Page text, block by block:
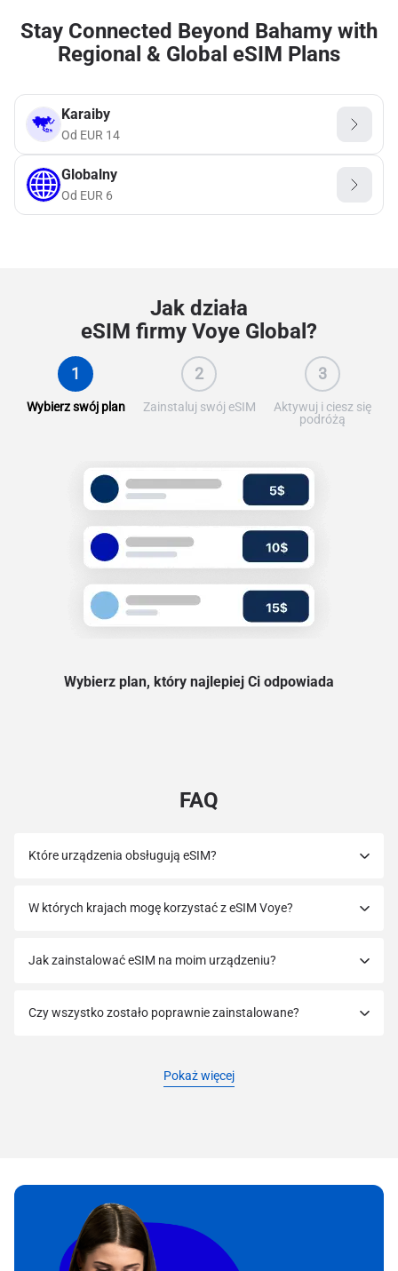
Stay Connected Beyond Bahamy with
Regional & Global eSIM Plans
Karaiby
Od EUR 14
Globalny
Od EUR 6
Jak działa
eSIM firmy Voye Global?
1
Wybierz swój plan
2
Zainstaluj swój eSIM
3
Aktywuj i ciesz się
podróżą
Wybierz plan, który najlepiej Ci odpowiada
FAQ
Które urządzenia obsługują eSIM?
W których krajach mogę korzystać z eSIM Voye?
Jak zainstalować eSIM na moim urządzeniu?
Czy wszystko zostało poprawnie zainstalowane?
Pokaż więcej